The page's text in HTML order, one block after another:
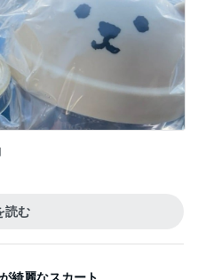
読む
綺麗なスカート